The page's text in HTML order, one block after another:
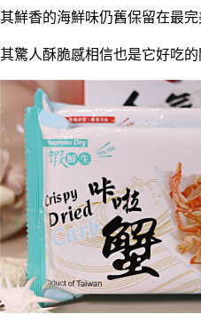
其鮮香的海鮮味仍舊保留在最
其驚人酥脆感相信也是它好吃